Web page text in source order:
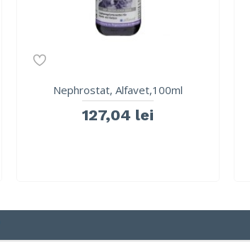
Nephrostat, Alfavet,100ml
127,04 lei